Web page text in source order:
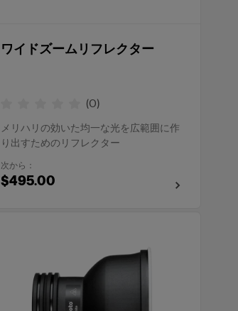
ワイドズームリフレクター
(0)
メリハリの効いた均一な光を広範囲に作
り出すためのリフレクター
次から：
$495.00